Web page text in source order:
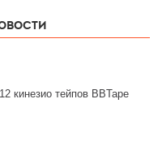
кинезио тейпов BBTape